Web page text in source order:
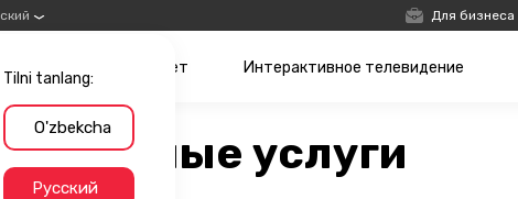
Tilni tanlang:
O'zbekcha
Русский
Для бизнеса
Интернет Интерактивное телевидение
услуги